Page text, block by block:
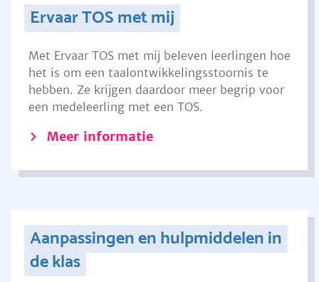
Ervaar TOS met mij
Met Ervaar TOS met mij beleven leerlingen hoe
het is om een taalontwikkelingsstoornis te
hebben. Ze krijgen daardoor meer begrip voor
een medeleerling met een TOS.
Meer informatie
Aanpassingen en hulpmiddelen in
de klas